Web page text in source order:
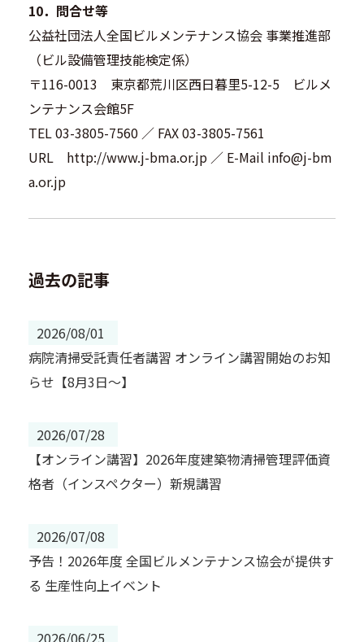
10．問合せ等
公益社団法人全国ビルメンテナンス協会 事業推進部
（ビル設備管理技能検定係）
〒116-0013 東京都荒川区西日暮里5-12-5 ビルメ
ンテナンス会館5F
TEL 03-3805-7560 ／ FAX 03-3805-7561
URL http://www.j-bma.or.jp ／ E-Mail info@j-bm
a.or.jp
過去の記事
2026/08/01
病院清掃受託責任者講習 オンライン講習開始のお知
らせ【8月3日～】
2026/07/28
【オンライン講習】2026年度建築物清掃管理評価資
格者（インスペクター）新規講習
2026/07/08
予告！2026年度 全国ビルメンテナンス協会が提供す
る 生産性向上イベント